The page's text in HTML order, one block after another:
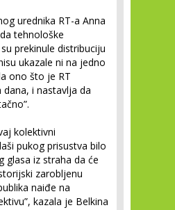
urednika RT-a Anna
tehnološke
prekinule distribuciju
ukazale ni na jedno
ono što je RT
i nastavlja da
kolektivni
pukog prisustva bilo
glasa iz straha da će
zarobljenu
naiđe na
kazala je Belkina